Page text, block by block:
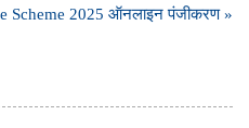
Scheme 2025 ऑनलाइन पंजीकरण »